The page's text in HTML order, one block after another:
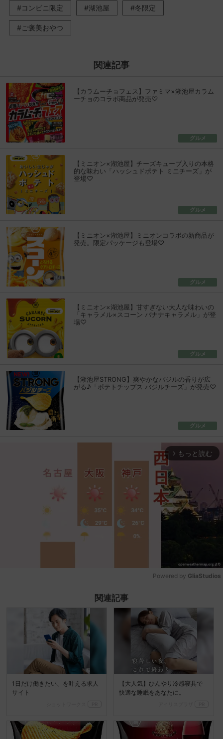
コンビニ限定 湖池屋 冬限定
ご褒美おやつ
関連記事
【カラムーチョフェス】ファミマ×湖池屋カラム
ーチョのコラボ商品が発売♡
グルメ
【ミニオン×湖池屋】チーズキューブ入りの本格
的な味わい「ハッシュドポテト ミニチーズ」が
登場♡
グルメ
【ミニオン×湖池屋】ミニオンコラボの新商品が
発売。限定パッケージも登場♡
グルメ
【ミニオン×湖池屋】甘すぎない大人な味わいの
「キャラメル×スコーン バナナキャラメル」が登
場♡
グルメ
【湖池屋STRONG】爽やかなバジルの香りが広
がる♪「ポテトチップス バジルチーズ」が発売♡
グルメ
arrow_forward_ios もっと読む
Powered by GliaStudios
関連記事
1日だけ働きたい、を叶える求人
サイト
【大人気】ひんやり冷感寝具で
快適な睡眠をあなたに。